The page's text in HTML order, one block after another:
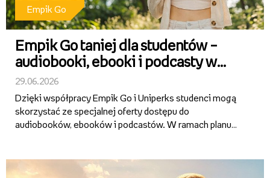
Empik Go
Empik Go taniej dla studentów –
audiobooki, ebooki i podcasty w
specjalnej ofercie
29.06.2026
Dzięki współpracy Empik Go i Uniperks studenci mogą
skorzystać ze specjalnej oferty dostępu do
audiobooków, ebooków i podcastów. W ramach planu